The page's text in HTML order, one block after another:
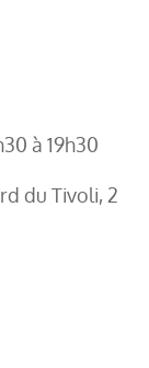
à 19h30
du Tivoli, 2